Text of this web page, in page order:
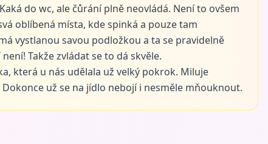
do wc, ale čůrání plně neovládá. Není to ovšem
oblíbená místa, kde spinká a pouze tam
vystlanou savou podložkou a ta se pravidelně
Takže zvládat se to dá skvěle.
která u nás udělala už velký pokrok. Miluje
už se na jídlo nebojí i nesměle mňouknout.